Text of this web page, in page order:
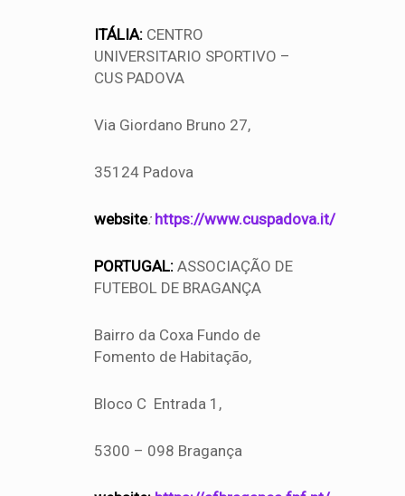
ITÁLIA: CENTRO
UNIVERSITARIO SPORTIVO –
CUS PADOVA
Via Giordano Bruno 27,
35124 Padova
website: https://www.cuspadova.it/
PORTUGAL: ASSOCIAÇÃO DE
FUTEBOL DE BRAGANÇA
Bairro da Coxa Fundo de
Fomento de Habitação,
Bloco C Entrada 1,
5300 – 098 Bragança